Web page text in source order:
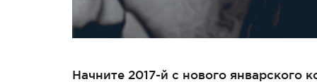
Начните 2017-й с нового январского